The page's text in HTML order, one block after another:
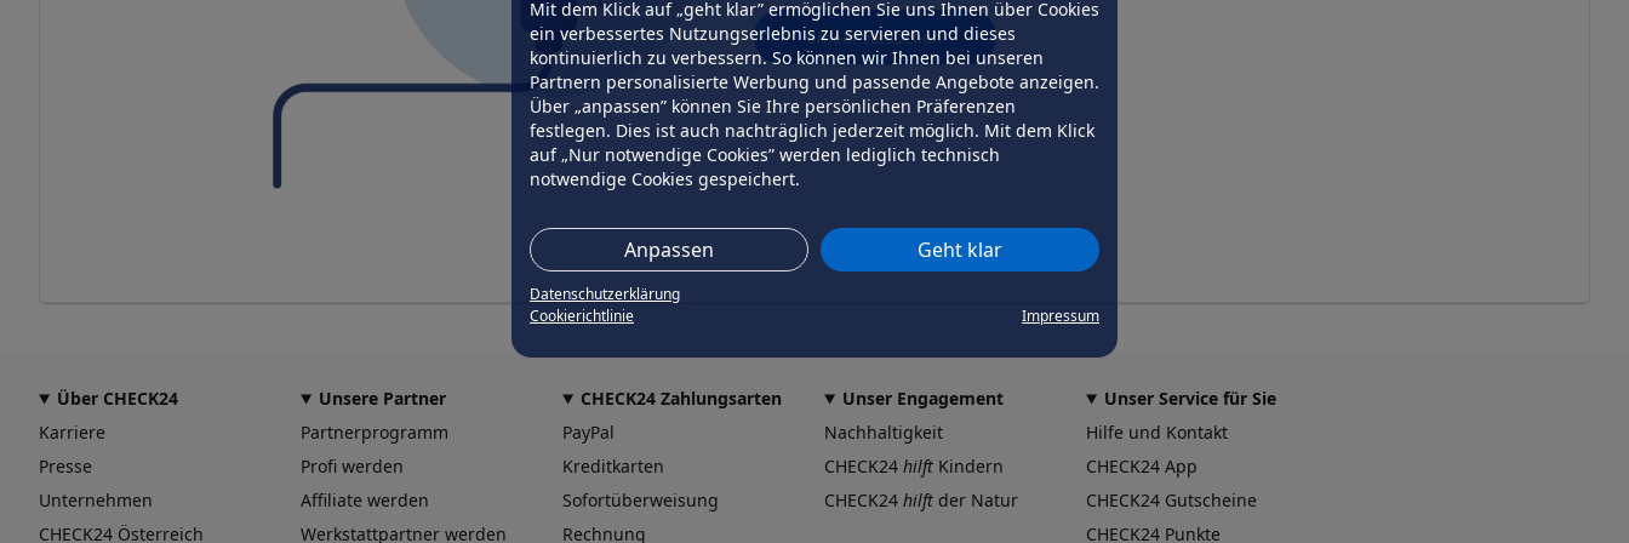
Mit dem Klick auf „geht klar” ermöglichen Sie uns Ihnen über Cookies
ein verbessertes Nutzungserlebnis zu servieren und dieses
kontinuierlich zu verbessern. So können wir Ihnen bei unseren
Partnern personalisierte Werbung und passende Angebote anzeigen.
Über „anpassen” können Sie Ihre persönlichen Präferenzen
festlegen. Dies ist auch nachträglich jederzeit möglich. Mit dem Klick
auf „Nur notwendige Cookies” werden lediglich technisch
notwendige Cookies gespeichert.
Anpassen Geht klar
Datenschutzerklärung
Cookierichtlinie
Impressum
erneut versuchen
Über CHECK24
Karriere
Presse
Unternehmen
CHECK24 Österreich
Unsere Partner
Partnerprogramm
Profi werden
Affiliate werden
Werkstattpartner werden
CHECK24 Zahlungsarten
PayPal
Kreditkarten
Sofortüberweisung
Rechnung
Unser Engagement
Nachhaltigkeit
CHECK24 hilft Kindern
CHECK24 hilft der Natur
Unser Service für Sie
Hilfe und Kontakt
CHECK24 App
CHECK24 Gutscheine
CHECK24 Punkte